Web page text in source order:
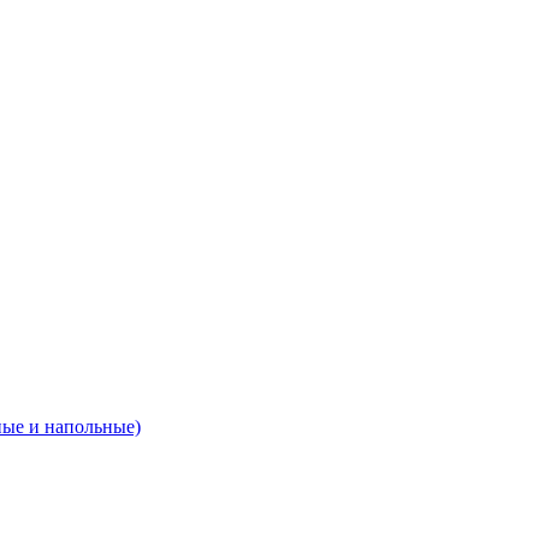
и напольные)